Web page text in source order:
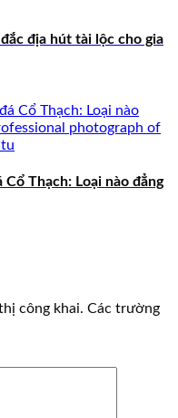
địa hút tài lộc cho gia
Cổ Thạch: Loại nào đẳng
công khai. Các trường